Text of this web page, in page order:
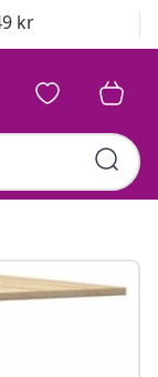
kr